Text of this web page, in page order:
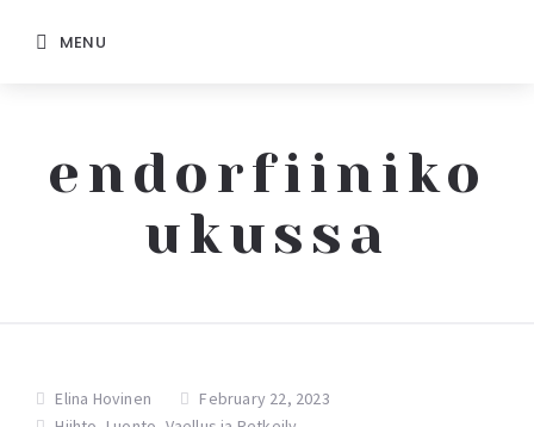
MENU
endorfiiniko
ukussa
Elina Hovinen
February 22, 2023